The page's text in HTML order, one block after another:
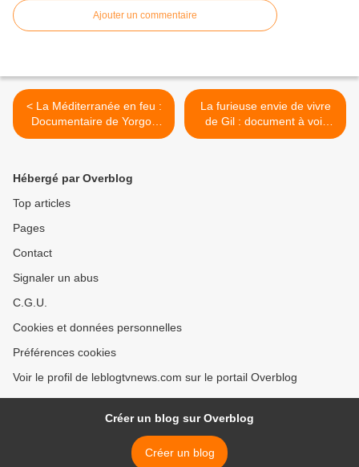
Ajouter un commentaire
< La Méditerranée en feu :
Documentaire de Yorgos
Avgeropoulos ce mardi soir
La furieuse envie de vivre
de Gil : document à voir
prochainement sur Canal+.
Hébergé par Overblog
Top articles
Pages
Contact
Signaler un abus
C.G.U.
Cookies et données personnelles
Préférences cookies
Voir le profil de leblogtvnews.com sur le portail Overblog
Créer un blog sur Overblog
Créer un blog